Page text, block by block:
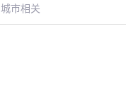
城市相关